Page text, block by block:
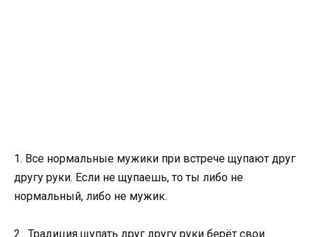
1. Все нормальные мужики при встрече щупают друг
другу руки. Если не щупаешь, то ты либо не
нормальный, либо не мужик.
2 . Традиция щупать друг другу руки берёт свои